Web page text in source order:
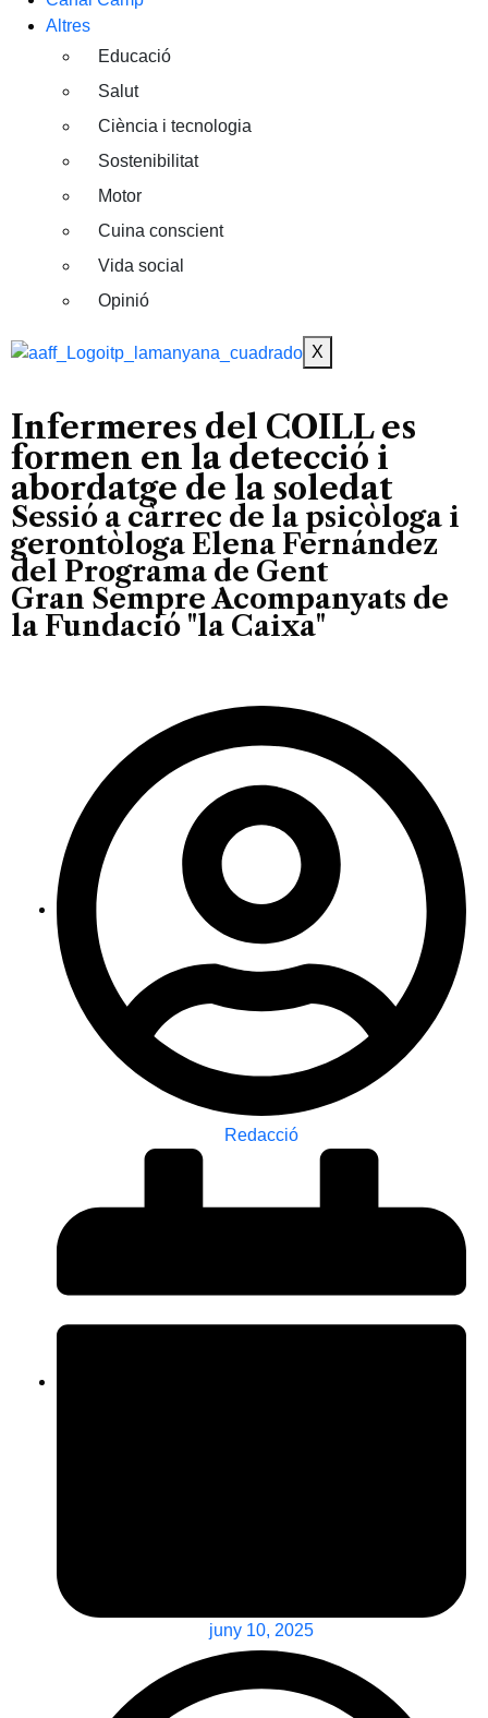
Altres
Educació
Salut
Ciència i tecnologia
Sostenibilitat
Motor
Cuina conscient
Vida social
Opinió
X
Infermeres del COILL es
formen en la detecció i
abordatge de la soledat
Sessió a càrrec de la psicòloga i
gerontòloga Elena Fernández
del Programa de Gent
Gran Sempre Acompanyats de
la Fundació "la Caixa"
Redacció
juny 10, 2025